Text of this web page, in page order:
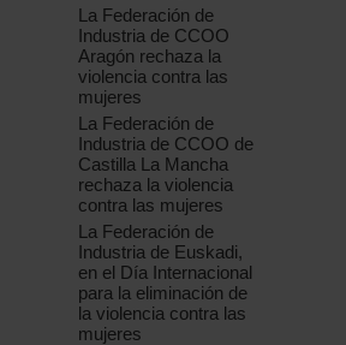
La Federación de
Industria de CCOO
Aragón rechaza la
violencia contra las
mujeres
La Federación de
Industria de CCOO de
Castilla La Mancha
rechaza la violencia
contra las mujeres
La Federación de
Industria de Euskadi,
en el Día Internacional
para la eliminación de
la violencia contra las
mujeres